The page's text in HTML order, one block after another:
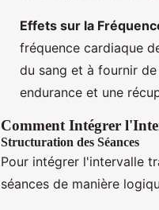
Effets sur la
fréquence cardiaque
du sang et à fournir
endurance et une
Comment Intégrer
Structuration des Séances
Pour intégrer l'intervalle
séances de manière